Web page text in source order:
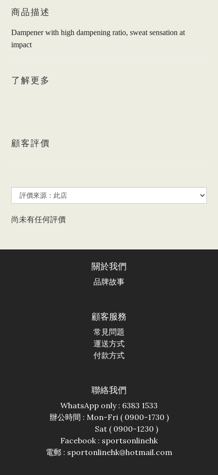
商品描述
Dampener with high dampening ratio, sweat sensation at
impact
了解更多
顧客評價
尚未有任何評價
關於我們
品牌故事
顧客服務
常見問題
運送方式
付款方式
聯絡我們
WhatsApp only : 6383 1533
辦公時間 : Mon-Fri ( 0900-1730 )
Sat ( 0900-1230 )
Facebook : sportsonlinehk
電郵 : sportonlinehk@hotmail.com